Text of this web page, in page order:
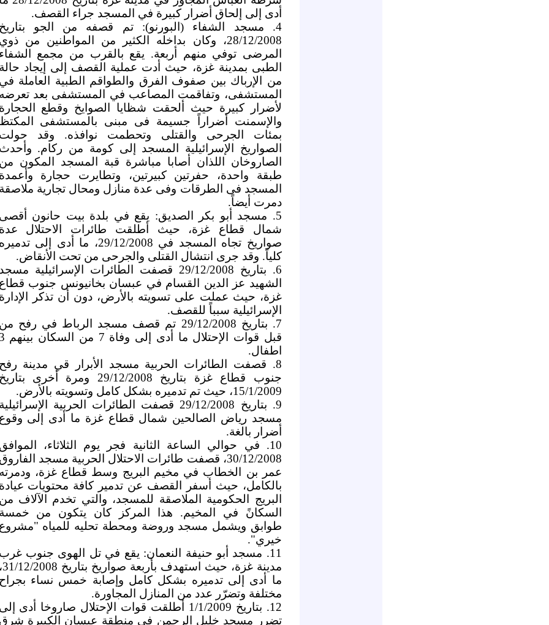
أدى إلى إلحاق أضرار كبيرة في المسجد جراء القصف.
4. مسجد الشفاء (البورنو): تم قصفه من الجو
28/12/2008، وكان بداخله الكثير من المواطنين من
المرضى توفي منهم أربعة. يقع بالقرب من مجمع
الطبى بمدينة غزة، حيث أدت عملية القصف إلى إيجاد
من الإرباك بين صفوف الفرق والطواقم الطبية العاملة
المستشفى، وتفاقمت المصاعب في المستشفى بعد
لأضرار كبيرة حيث ألحقت شظايا الصوايخ وقطع
والإسمنت أضراراً جسيمة فى مبنى بالمستشفى
بمئات الجرحى والقتلى وتحطمت نوافذه. وقد
الصواريخ الإسرائيلية المسجد إلى كومة من ركام.
الصاروخان اللذان أصابا مباشرة قبة المسجد المكون
طبقة واحدة، حفرتين كبيرتين، وتطايرت حجارة
المسجد فى الطرقات وفى عدة منازل ومحال تجارية
دمرت أيضاً.
5. مسجد أبو بكر الصديق: يقع في بلدة بيت حانون
شمال قطاع غزة، حيث أطلقت طائرات الاحتلال
صواريخ تجاه المسجد في 29/12/2008، ما أدى إلى
كلياً. وقد جرى انتشال القتلى والجرحى من تحت الأنقاض.
6. بتاريخ 29/12/2008 قصفت الطائرات الإسرائيلية
الشهيد عز الدين القسام في عبسان بخانيونس جنوب
غزة، حيث عملت على تسويته بالأرض، دون أن تذكر
الإسرائيلية سبباً للقصف.
7. بتاريخ 29/12/2008 تم قصف مسجد الرباط في رفح
قبل قوات الإحتلال ما
اطفال.
8. قصفت الطائرات الحربية مسجد الأبرار قي مدينة
جنوب قطاع غزة بتاريخ 29/12/2008 ومرة أخرى
15/1/2009، حيث تم تدميره بشكل كامل وتسويته بالأرض.
9. بتاريخ 29/12/2008 قصفت الطائرات الحربية
مسجد رياض الصالحين شمال قطاع غزة ما أدى إلى
أضرار بالغة.
10. في حوالي الساعة الثانية فجر يوم الثلاثاء،
30/12/2008، قصفت طائرات الاحتلال الحربية مسجد
عمر بن الخطاب في مخيم البريج وسط قطاع غزة،
بالكامل، حيث أسفر القصف عن تدمير كافة محتويات
البريج الحكومية الملاصقة للمسجد، والتي تخدم الآلاف
السكانً في المخيم. هذا المركز كان يتكون من
طوابق ويشمل مسجد وروضة ومحطة تحليه للمياه
خيري".
11. مسجد أبو حنيفة النعمان: يقع في تل الهوى جنوب
مدينة غزة، حيث
ما أدى إلى تدميره بشكل كامل وإصابة خمس نساء
مختلفة وتضرّر عدد من المنازل المجاورة.
12. بتاريخ 1/1/2009 أطلقت قوات الإحتلال صاروخا أدى
تضرر مسجد خليل الرحمن في منطقة عبسان الكبيرة